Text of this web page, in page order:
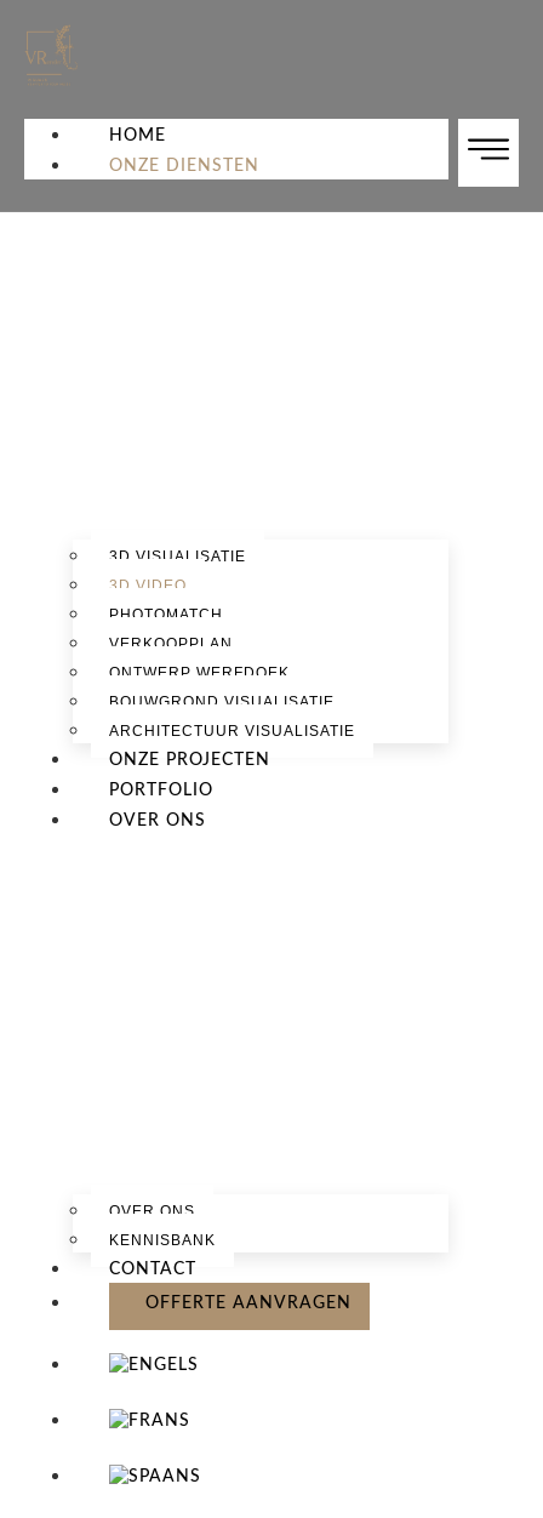
HOME
ONZE DIENSTEN
3D VISUALISATIE
3D VIDEO
PHOTOMATCH
VERKOOPPLAN
ONTWERP WERFDOEK
BOUWGROND VISUALISATIE
ARCHITECTUUR VISUALISATIE
ONZE PROJECTEN
PORTFOLIO
OVER ONS
OVER ONS
KENNISBANK
CONTACT
OFFERTE AANVRAGEN